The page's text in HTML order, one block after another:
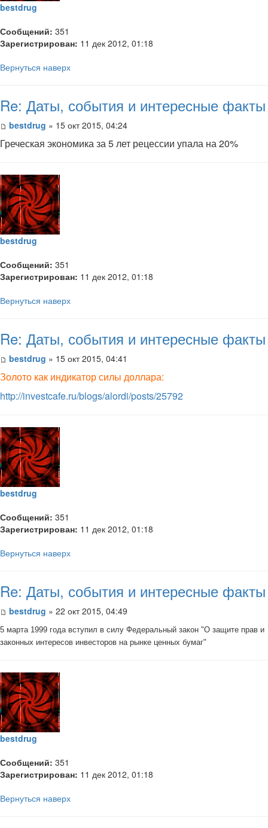
bestdrug
Сообщений: 351
Зарегистрирован: 11 дек 2012, 01:18
Вернуться наверх
Re: Даты, события и интересные факты
bestdrug » 15 окт 2015, 04:24
Греческая экономика за 5 лет рецессии упала на 20%
bestdrug
Сообщений: 351
Зарегистрирован: 11 дек 2012, 01:18
Вернуться наверх
Re: Даты, события и интересные факты
bestdrug » 15 окт 2015, 04:41
Золото как индикатор силы доллара:
http://investcafe.ru/blogs/alordi/posts/25792
bestdrug
Сообщений: 351
Зарегистрирован: 11 дек 2012, 01:18
Вернуться наверх
Re: Даты, события и интересные факты
bestdrug » 22 окт 2015, 04:49
5 марта 1999 года вступил в силу Федеральный закон "О защите прав и
законных интересов инвесторов на рынке ценных бумаг"
bestdrug
Сообщений: 351
Зарегистрирован: 11 дек 2012, 01:18
Вернуться наверх